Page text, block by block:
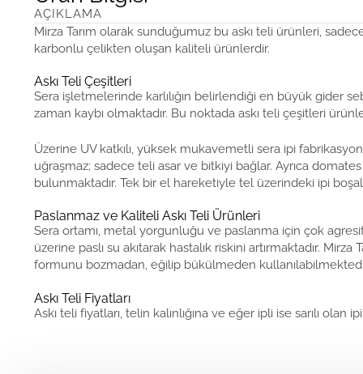
AÇIKLAMA
Mirza Tarım olarak sunduğumuz bu askı teli ürünleri,
karbonlu çelikten oluşan kaliteli ürünlerdir.
Askı Teli Çeşitleri
Sera işletmelerinde karlılığın belirlendiği en büyük gider
zaman kaybı olmaktadır. Bu noktada askı teli çeşitleri
Üzerine UV katkılı, yüksek mukavemetli sera ipi
uğraşmaz; sadece teli asar ve bitkiyi bağlar. Ayrıca
bulunmaktadır. Tek bir el hareketiyle tel üzerindeki ipi
Paslanmaz ve Kaliteli Askı Teli Ürünleri
Sera ortamı, metal yorgunluğu ve paslanma için çok
üzerine paslı su akıtarak hastalık riskini artırmaktadır.
formunu bozmadan, eğilip bükülmeden
Askı Teli Fiyatları
Askı teli fiyatları, telin kalınlığına ve eğer ipli ise sarılı